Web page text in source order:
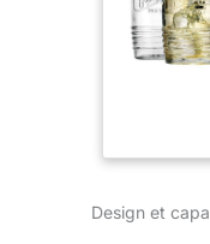
Design et